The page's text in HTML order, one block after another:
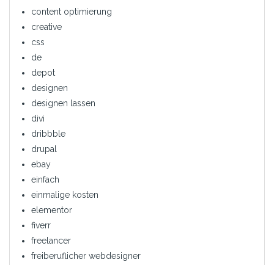
content optimierung
creative
css
de
depot
designen
designen lassen
divi
dribbble
drupal
ebay
einfach
einmalige kosten
elementor
fiverr
freelancer
freiberuflicher webdesigner